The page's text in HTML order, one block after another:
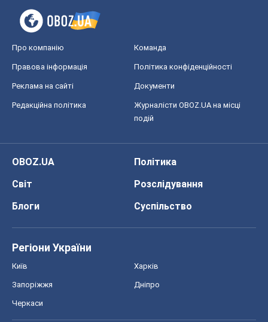
Про компанію Команда
Правова інформація Політика конфіденційності
Реклама на сайті Документи
Редакційна політика
Журналісти OBOZ.UA на місці
подій
OBOZ.UA
Політика
Світ
Розслідування
Блоги
Суспільство
Регіони України
Київ Харків
Запоріжжя Дніпро
Черкаси